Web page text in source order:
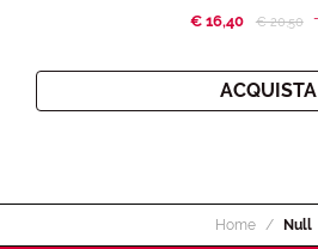
€ 16,40 Price
€ 20,50to
ACQUISTA
Home Null